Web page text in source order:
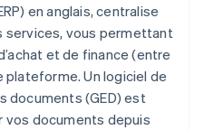
en anglais, centralise
services, vous permettant
et de finance (entre
plateforme. Un logiciel de
documents (GED) est
vos documents depuis